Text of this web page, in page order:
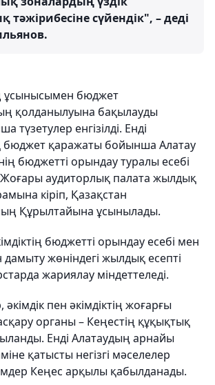
тәжірибесіне сүйендік", – деді
ұсынысымен бюджет
қолданылуына бақылауды
түзетулер енгізілді. Енді
бюджет қаражаты бойынша Алатау
бюджетті орындау туралы есебі
Жоғары аудиторлық палата жылдық
кіріп, Қазақстан
Құрылтайына ұсынылады.
бюджетті орындау есебі мен
жөніндегі жылдық есепті
жариялау міндеттеледі.
пен әкімдіктің жоғарғы
органы – Кеңестің құқықтық
Енді Алатаудың арнайы
қатысты негізгі мәселелер
Кеңес арқылы қабылданады.